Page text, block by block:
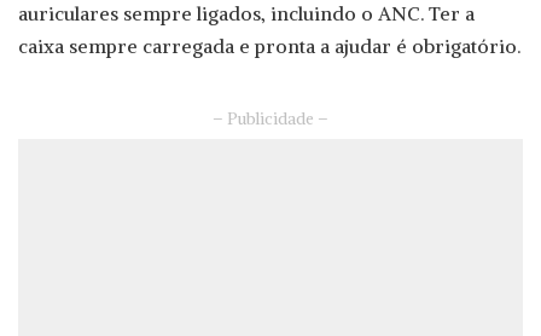
auriculares sempre ligados, incluindo o ANC. Ter a
caixa sempre carregada e pronta a ajudar é obrigatório.
– Publicidade –